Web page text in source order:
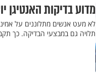
מדוע בדיקות האנטיגן
לא מעט אנשים מתלוננים על
תלויה גם במבצעי הבדיקה. כך